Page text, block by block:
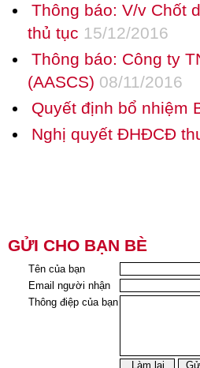
Thông báo: V/v Chốt
thủ tục 15/12/2016
Thông báo: Công ty
(AASCS) 08/11/2016
Quyết định bổ nhiệm
Nghị quyết ĐHĐCĐ
GỬI CHO BẠN BÈ
Tên của bạn
Email người nhận
Thông điệp của bạn